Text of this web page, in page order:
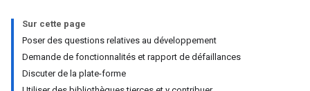
Sur cette page
Poser des questions relatives au développement
Demande de fonctionnalités et rapport de défaillances
Discuter de la plate-forme